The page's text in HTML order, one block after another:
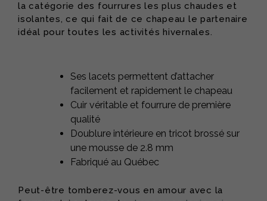
la catégorie des fourrures les plus chaudes et
isolantes, ce qui fait de ce chapeau le partenaire
idéal pour toutes les activités hivernales.
Ses lacets permettent d’attacher
facilement et rapidement le chapeau
Cuir véritable et fourrure de première
qualité
Doublure intérieure en tricot brossé sur
une mousse de 2.8 mm
Fabriqué au Québec
Peut-être tomberez-vous en amour avec la